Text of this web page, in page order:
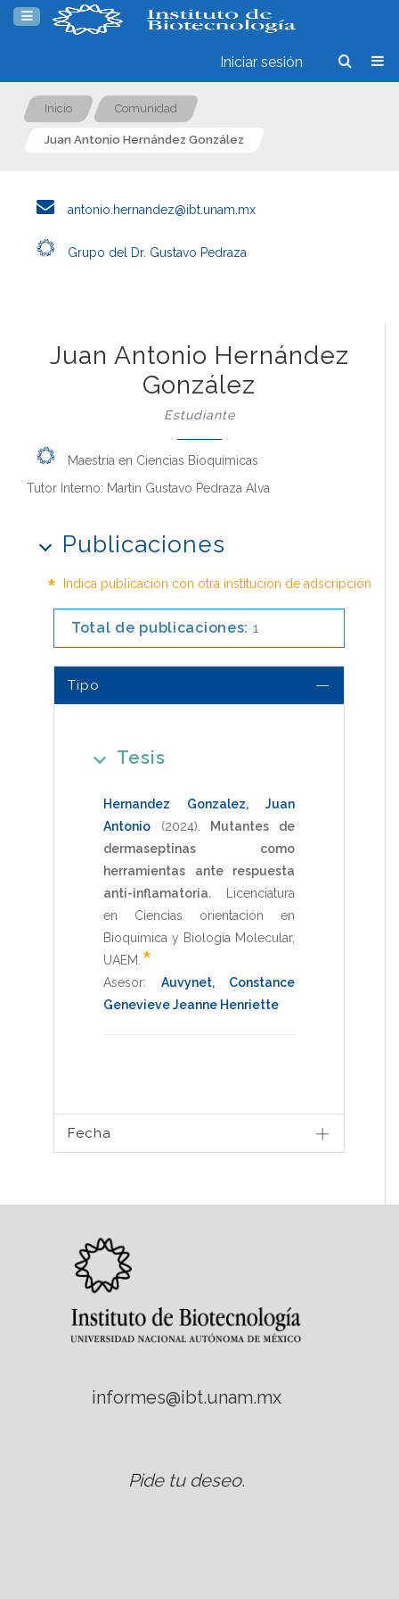
Iniciar sesión
Inicio Comunidad
Juan Antonio Hernández González
antonio.hernandez@ibt.unam.mx
Grupo del Dr. Gustavo Pedraza
Juan Antonio Hernández
González
Estudiante
Maestría en Ciencias Bioquímicas
Tutor Interno: Martin Gustavo Pedraza Alva
Publicaciones
* Indica publicación con otra institución de adscripción
Total de publicaciones: 1
Tipo
Tesis
Hernandez Gonzalez, Juan
Antonio
(2024)
Mutantes de
dermaseptinas como
herramientas ante respuesta
anti-inflamatoria.
Licenciatura
en Ciencias orientación en
Bioquímica y Biología Molecular,
UAEM *
Asesor: Auvynet, Constance
Genevieve Jeanne Henriette
Fecha
informes@ibt.unam.mx
Pide tu deseo.